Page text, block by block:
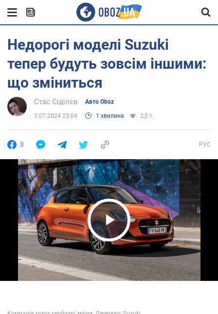
Недорогі моделі Suzuki
тепер будуть зовсім іншими:
що зміниться
Стас Сіділєв Авто Oboz
3.07.2024 23:04 1 хвилина 2,5 т.
0 РУС
Play Video